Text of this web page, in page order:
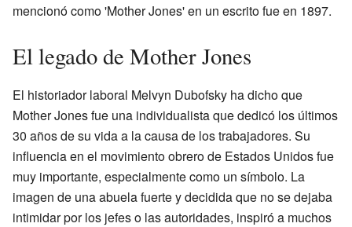
mencionó como 'Mother Jones' en un escrito fue en 1897.
El legado de Mother Jones
El historiador laboral Melvyn Dubofsky ha dicho que
Mother Jones fue una individualista que dedicó los últimos
30 años de su vida a la causa de los trabajadores. Su
influencia en el movimiento obrero de Estados Unidos fue
muy importante, especialmente como un símbolo. La
imagen de una abuela fuerte y decidida que no se dejaba
intimidar por los jefes o las autoridades, inspiró a muchos